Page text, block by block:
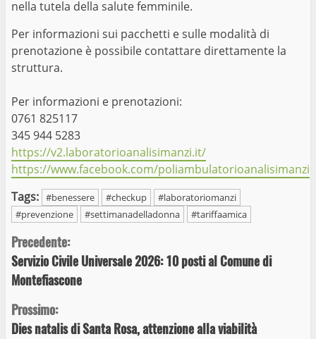
nella tutela della salute femminile.
Per informazioni sui pacchetti e sulle modalità di
prenotazione è possibile contattare direttamente la
struttura.
Per informazioni e prenotazioni:
0761 825117
345 944 5283
https://v2.laboratorioanalisimanzi.it/
https://www.facebook.com/poliambulatorioanalisimanzi
Tags: #benessere #checkup
#laboratoriomanzi
#prevenzione
#settimanadelladonna #tariffaamica
Continue
Reading
Precedente:
Servizio Civile Universale 2026: 10 posti al Comune di
Montefiascone
Prossimo:
Dies natalis di Santa Rosa, attenzione alla viabilità